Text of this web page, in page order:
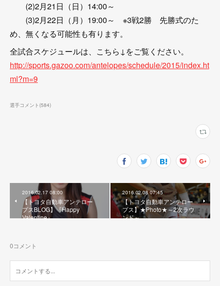
(2)2月21日（日）14:00～
(3)2月22日（月）19:00～ ※3戦2勝 先勝式のた
め、無くなる可能性も有ります。
全試合スケジュールは、こちら↓をご覧ください。
http://sports.gazoo.com/antelopes/schedule/2015/index.ht
ml?m=9
選手コメント(584)
2016.02.17 08:00
【トヨタ自動車アンテロー
プスBLOG】『Happy
Valentine』
2016.02.08 07:45
【トヨタ自動車アンテロー
プス】★Photo★～2次ラウ
ンド～
0コメント